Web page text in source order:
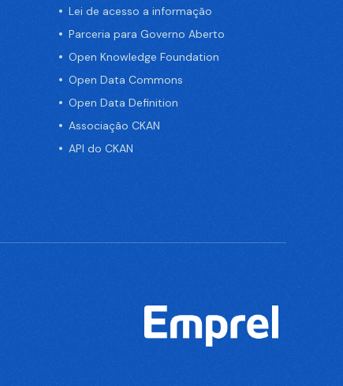
Lei de acesso a informação
Parceria para Governo Aberto
Open Knowledge Foundation
Open Data Commons
Open Data Definition
Associação CKAN
API do CKAN